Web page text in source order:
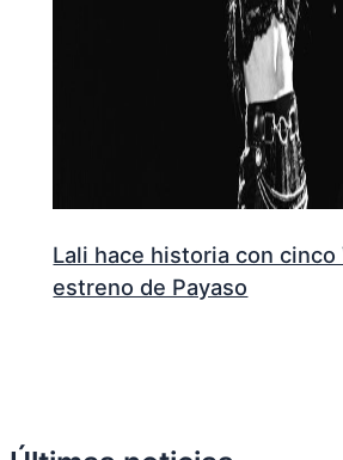
Lali hace historia con cinco
estreno de Payaso